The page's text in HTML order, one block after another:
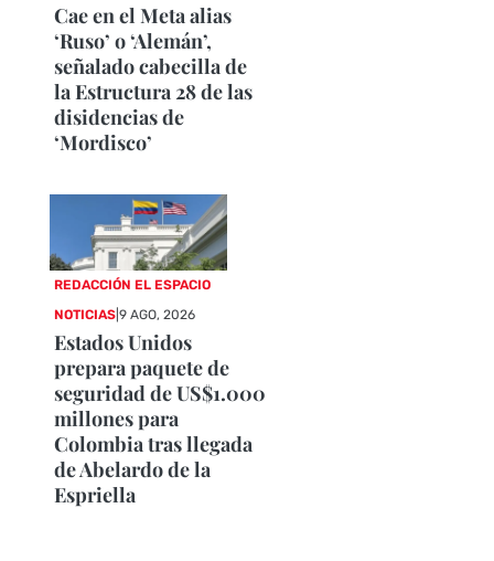
Cae en el Meta alias
‘Ruso’ o ‘Alemán’,
señalado cabecilla de
la Estructura 28 de las
disidencias de
‘Mordisco’
REDACCIÓN EL ESPACIO
NOTICIAS |9 AGO, 2026
Estados Unidos
prepara paquete de
seguridad de US$1.000
millones para
Colombia tras llegada
de Abelardo de la
Espriella